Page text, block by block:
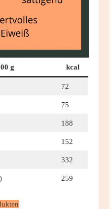
g kcal
72
75
188
152
332
259